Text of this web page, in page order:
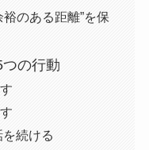
のある距離”を保
の行動
続ける